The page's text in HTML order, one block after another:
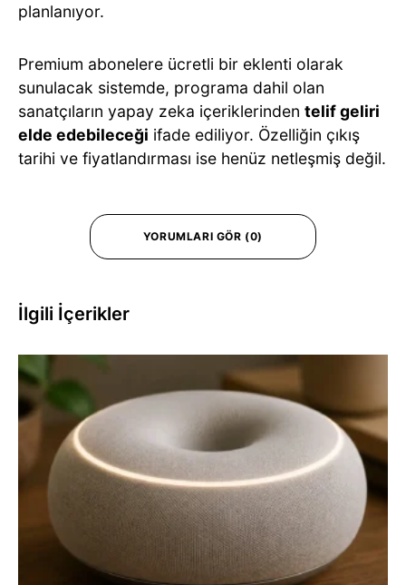
planlanıyor.
Premium abonelere ücretli bir eklenti olarak
sunulacak sistemde, programa dahil olan
sanatçıların yapay zeka içeriklerinden telif geliri
elde edebileceği ifade ediliyor. Özelliğin çıkış
tarihi ve fiyatlandırması ise henüz netleşmiş değil.
YORUMLARI GÖR (0)
İlgili İçerikler